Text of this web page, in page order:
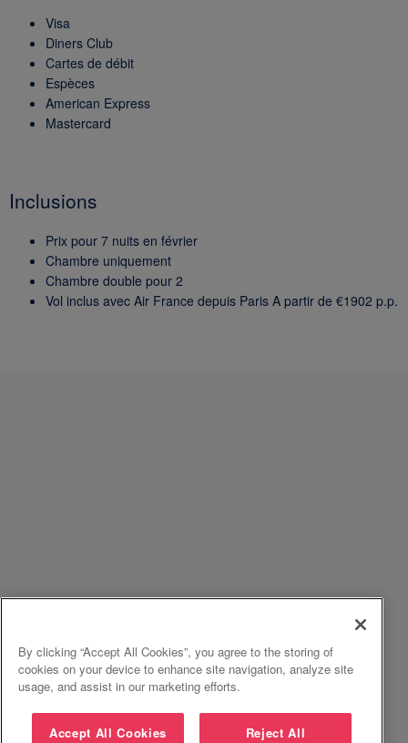
Visa
Diners Club
Cartes de débit
Espèces
American Express
Mastercard
Inclusions
Prix pour 7 nuits en février
Chambre uniquement
Chambre double pour 2
Vol inclus avec Air France depuis Paris A partir de €1902 p.p.
By clicking “Accept All Cookies”, you agree to the storing of
cookies on your device to enhance site navigation, analyze site
usage, and assist in our marketing efforts.
Accept All Cookies Reject All